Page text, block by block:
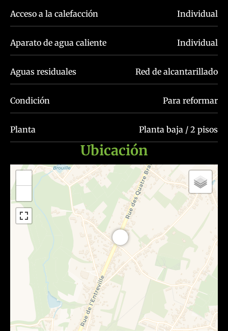
Acceso a la calefacción Individual
Aparato de agua caliente Individual
Aguas residuales Red de alcantarillado
Condición Para reformar
Planta Planta baja / 2 pisos
Ubicación